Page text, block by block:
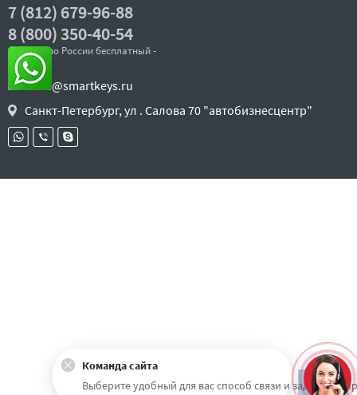
7 (812) 679-96-88
8 (800) 350-40-54
- звонок по России бесплатный -
sales@smartkeys.ru
Санкт-Петербург, ул . Салова 70 "автобизнесцентр"
Наверх
Команда сайта
Выберите удобный для вас способ связи и задайте